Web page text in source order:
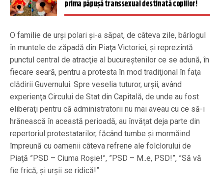
prima păpușă transsexual destinată copiilor!
O familie de urşi polari şi-a săpat, de câteva zile, bârlogul
în muntele de zăpadă din Piaţa Victoriei, şi reprezintă
punctul central de atracţie al bucureştenilor ce se adună, în
fiecare seară, pentru a protesta în mod tradiţional în faţa
clădirii Guvernului. Spre veselia tuturor, urşii, având
experienţa Circului de Stat din Capitală, de unde au fost
eliberaţi pentru că administratorii nu mai aveau cu ce să-i
hrănească în această perioadă, au învăţat deja parte din
repertoriul protestatarilor, făcând tumbe şi mormăind
împreună cu oamenii câteva refrene ale folclorului de
Piaţă ”PSD – Ciuma Roşie!”, ”PSD – M..e, PSD!”, ”Să vă
fie frică, şi urşii se ridică!”